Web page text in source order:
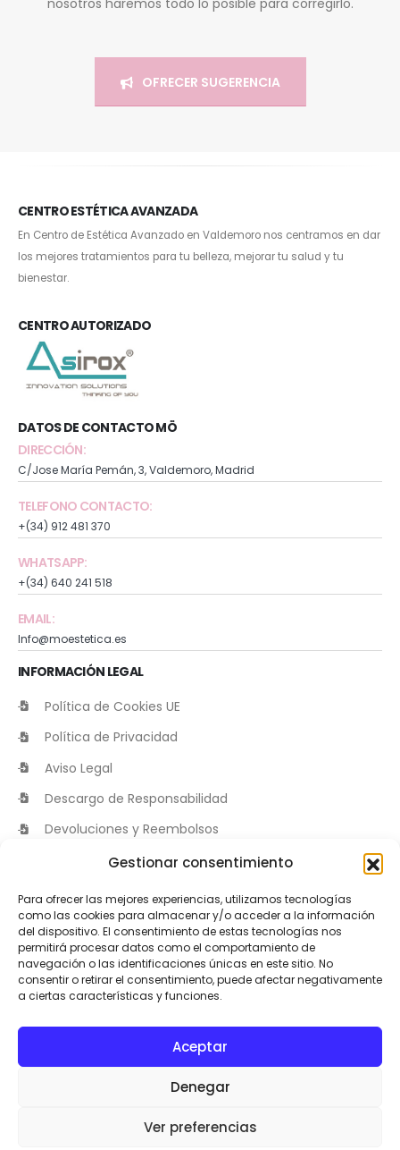
Gestionar consentimiento
Para ofrecer las mejores experiencias, utilizamos tecnologías
como las cookies para almacenar y/o acceder a la información
del dispositivo. El consentimiento de estas tecnologías nos
permitirá procesar datos como el comportamiento de
navegación o las identificaciones únicas en este sitio. No
consentir o retirar el consentimiento, puede afectar negativamente
a ciertas características y funciones.
Aceptar
Denegar
Ver preferencias
OFRECER SUGERENCIA
CENTRO ESTÉTICA AVANZADA
En Centro de Estética Avanzado en Valdemoro nos centramos en dar
los mejores tratamientos para tu belleza, mejorar tu salud y tu
bienestar.
CENTRO AUTORIZADO
DATOS DE CONTACTO MÖ
DIRECCIÓN:
C/Jose María Pemán, 3, Valdemoro, Madrid
TELEFONO CONTACTO:
+(34) 912 481 370
WHATSAPP:
+(34) 640 241 518
EMAIL:
Info@moestetica.es
INFORMACIÓN LEGAL
Política de Cookies UE
Política de Privacidad
Aviso Legal
Descargo de Responsabilidad
Devoluciones y Reembolsos
Términos y Condiciones
¿Qué es INDIBA?
¿Qué es miha bodytec?
MöFit
Mö Estetica. © 2025. Reservados todos los derechos